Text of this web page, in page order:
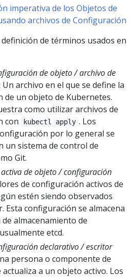
imperativa de los Objetos de
archivos de Configuración
de términos usados en
de objeto / archivo de
Un archivo en el que se define la
de un objeto de Kubernetes.
como utilizar archivos de
con
kubectl apply . Los
por lo general se
un sistema de control de
Git.
de objeto / configuración
de configuración activos de
estén siendo observados
Esta configuración se almacena
almacenamiento de
etcd.
declarativo / escritor
persona o componente de
a un objeto activo. Los